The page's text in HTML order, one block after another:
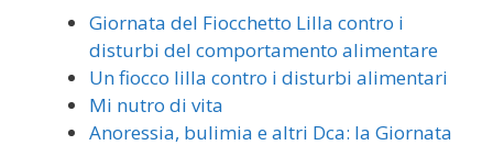
Giornata del Fiocchetto Lilla contro i
disturbi del comportamento alimentare
Un fiocco lilla contro i disturbi alimentari
Mi nutro di vita
Anoressia, bulimia e altri Dca: la Giornata